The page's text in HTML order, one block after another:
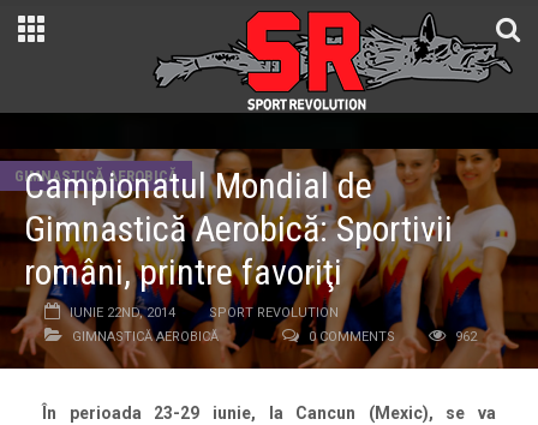
GIMNASTICĂ AEROBICĂ
Campionatul Mondial de
Gimnastică Aerobică: Sportivii
români, printre favoriţi
IUNIE 22ND, 2014
SPORT REVOLUTION
GIMNASTICĂ AEROBICĂ
0 COMMENTS 962
În perioada 23-29 iunie, la Cancun (Mexic), se va